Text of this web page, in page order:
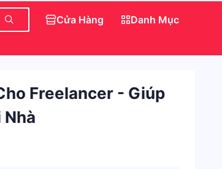
IPhone 0 Đồng
Cửa Hàng Danh Mục
Freelancer - Giúp
Nhà